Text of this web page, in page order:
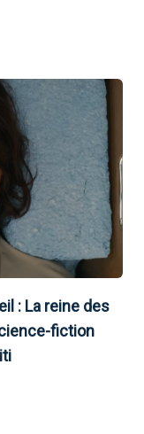
: La reine des
fiction